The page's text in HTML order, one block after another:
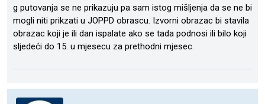
g putovanja se ne prikazuju pa sam istog mišljenja da se ne bi
mogli niti prikzati u JOPPD obrascu. Izvorni obrazac bi stavila
obrazac koji je ili dan ispalate ako se tada podnosi ili bilo koji
sljedeći do 15. u mjesecu za prethodni mjesec.